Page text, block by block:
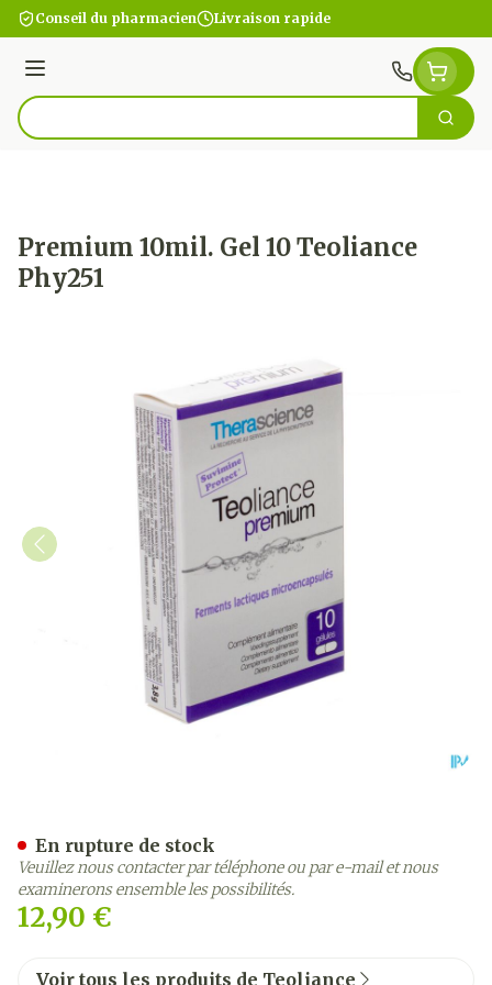
Aller au contenu
Conseil du pharmacien Livraison rapide
Menu
Rechercher
Premium 10mil. Gel 10 Teoliance
Phy251
12,90 €
En rupture de stock
Veuillez nous contacter par téléphone ou par e-mail et nous
examinerons ensemble les possibilités.
Voir tous les produits de Teoliance